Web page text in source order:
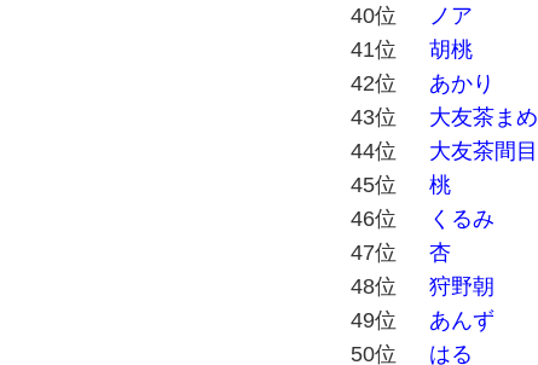
40位
ノア
41位
胡桃
42位
あかり
43位
大友茶まめ
44位
大友茶間目
45位
桃
46位
くるみ
47位
杏
48位
狩野朝
49位
あんず
50位
はる